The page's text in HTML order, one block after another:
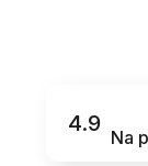
4.9
Na